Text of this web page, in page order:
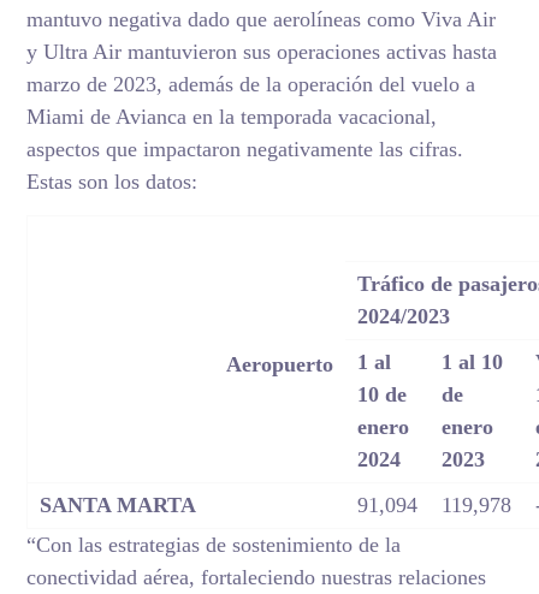
mantuvo negativa dado que aerolíneas como Viva Air
y Ultra Air mantuvieron sus operaciones activas hasta
marzo de 2023, además de la operación del vuelo a
Miami de Avianca en la temporada vacacional,
aspectos que impactaron negativamente las cifras.
Estas son los datos:
Aeropuerto
Tráfico de
2024/2023
1 al
10 de
enero
2024
1 al 10
de
enero
2023
SANTA MARTA
91,094 119,978
“Con las estrategias de sostenimiento de la
conectividad aérea, fortaleciendo nuestras relaciones